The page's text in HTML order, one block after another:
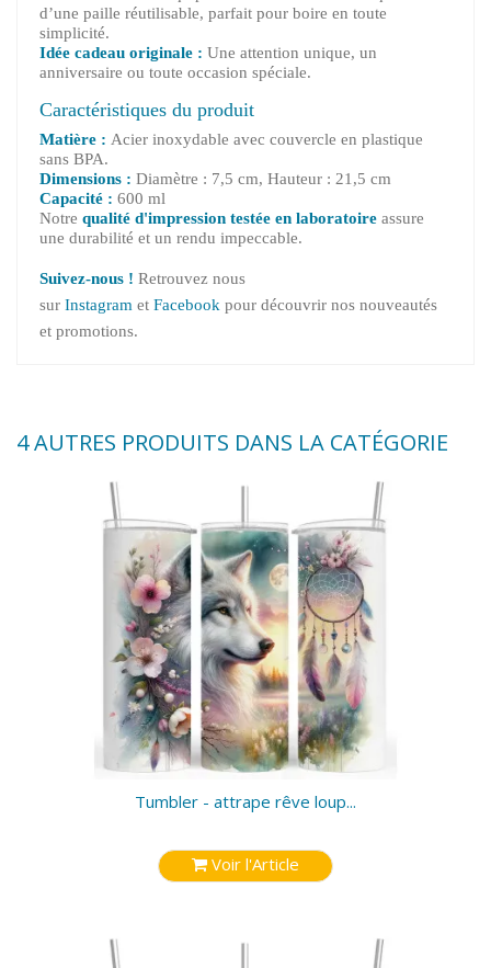
d’une paille réutilisable, parfait pour boire en toute
simplicité.
Idée cadeau originale : Une attention unique, un
anniversaire ou toute occasion spéciale.
Caractéristiques du produit
Matière : Acier inoxydable avec couvercle en plastique
sans BPA.
Dimensions : Diamètre : 7,5 cm, Hauteur : 21,5 cm
Capacité : 600 ml
Notre qualité d'impression testée en laboratoire assure
une durabilité et un rendu impeccable.
Suivez-nous ! Retrouvez nous
sur Instagram et Facebook pour découvrir nos nouveautés
et promotions.
4 AUTRES PRODUITS DANS LA CATÉGORIE
Tumbler - attrape rêve loup...
Voir l'Article